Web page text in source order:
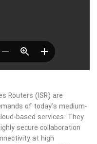
Routers (ISR) are
of today’s medium-
based services. They
secure collaboration
at high